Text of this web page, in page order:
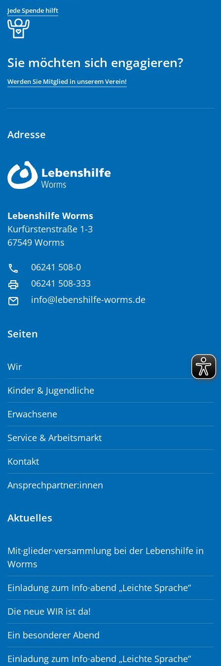
Jede Spende hilft
Sie möchten sich engagieren?
Werden Sie Mitglied in unserem Verein!
Adresse
Lebenshilfe Worms
Kurfürstenstraße 1-3
67549 Worms
06241 508-0
06241 508-333
info@lebenshilfe-worms.de
Seiten
Wir
Kinder & Jugendliche
Erwachsene
Service & Arbeitsmarkt
Kontakt
Ansprechpartner:innen
Aktuelles
Mit·glieder·versammlung bei der Lebenshilfe in
Worms
Einladung zum Info·abend „Leichte Sprache“
Die neue WIR ist da!
Ein besonderer Abend
Einladung zum Info·abend „Leichte Sprache“